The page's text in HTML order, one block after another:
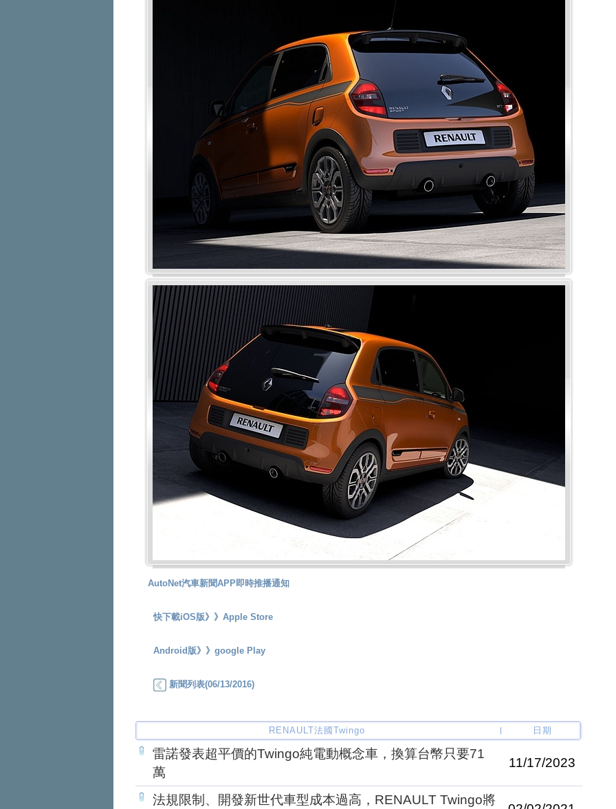
AutoNet汽車新聞APP即時推播通知
快下載iOS版》》 Apple Store
Android版》》 google Play
新聞列表(06/13/2016)
RENAULT法國Twingo 日期
雷諾發表超平價的Twingo純電動概念車，換算台幣只要71
萬
11/17/2023
法規限制、開發新世代車型成本過高，RENAULT Twingo將